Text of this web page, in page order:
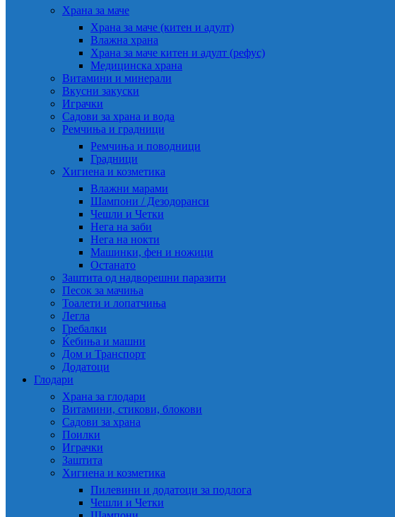
Храна за маче
Храна за маче (китен и адулт)
Влажна храна
Храна за маче китен и адулт (рефус)
Медицинска храна
Витамини и минерали
Вкусни закуски
Играчки
Садови за храна и вода
Ремчиња и градници
Ремчиња и поводници
Градници
Хигиена и козметика
Влажни марами
Шампони / Дезодоранси
Чешли и Четки
Нега на заби
Нега на нокти
Машинки, фен и ножици
Останато
Заштита од надворешни паразити
Песок за мачиња
Тоалети и лопатчиња
Легла
Гребалки
Ќебиња и машни
Дом и Транспорт
Додатоци
Глодари
Храна за глодари
Витамини, стикови, блокови
Садови за храна
Поилки
Играчки
Заштита
Хигиена и козметика
Пилевини и додатоци за подлога
Чешли и Четки